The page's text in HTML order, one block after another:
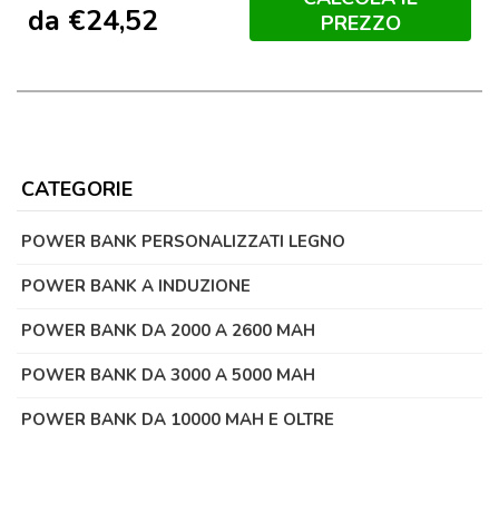
CATEGORIE
POWER BANK PERSONALIZZATI LEGNO
POWER BANK A INDUZIONE
POWER BANK DA 2000 A 2600 MAH
POWER BANK DA 3000 A 5000 MAH
POWER BANK DA 10000 MAH E OLTRE
da €24,52
PREZZO